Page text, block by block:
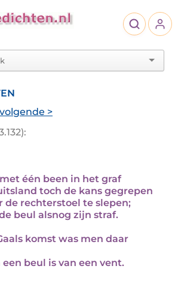
volgende >
één been in het graf
toch de kans gegrepen
de rechterstoel te slepen;
beul alsnog zijn straf.
komst was men daar
beul is van een vent.